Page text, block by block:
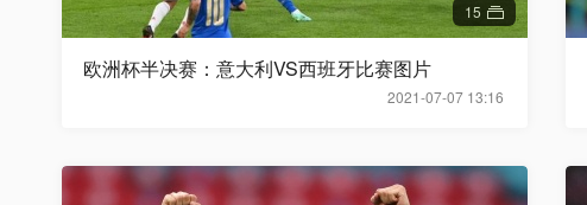
15
2021-07-07 13:16
欧洲杯半决赛：意大利VS西班牙比赛图片